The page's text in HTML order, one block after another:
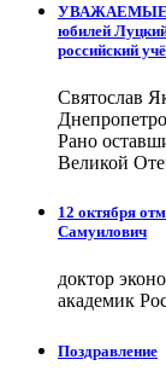
УВАЖАЕМЫЕ
юбилей
российский
Святослав
Рано
Великой
12 октября
Самуилович
доктор
академик
Поздравление